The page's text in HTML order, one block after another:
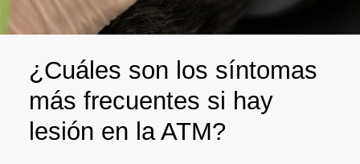
¿Cuáles son los síntomas
más frecuentes si hay
lesión en la ATM?